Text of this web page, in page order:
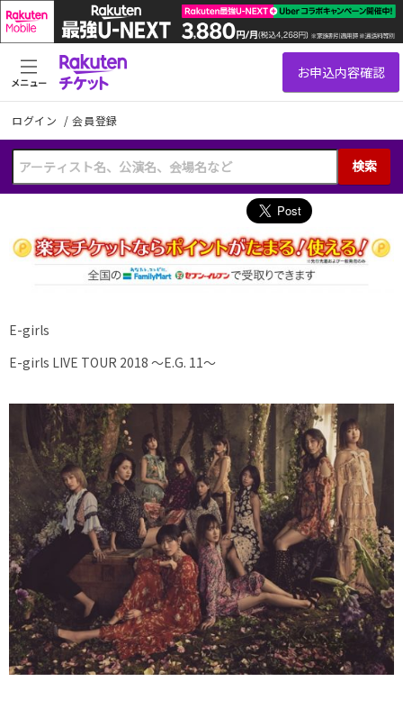
ログイン /会員登録
検索
メニュー
E-girls
E-girls LIVE TOUR 2018 〜E.G. 11〜